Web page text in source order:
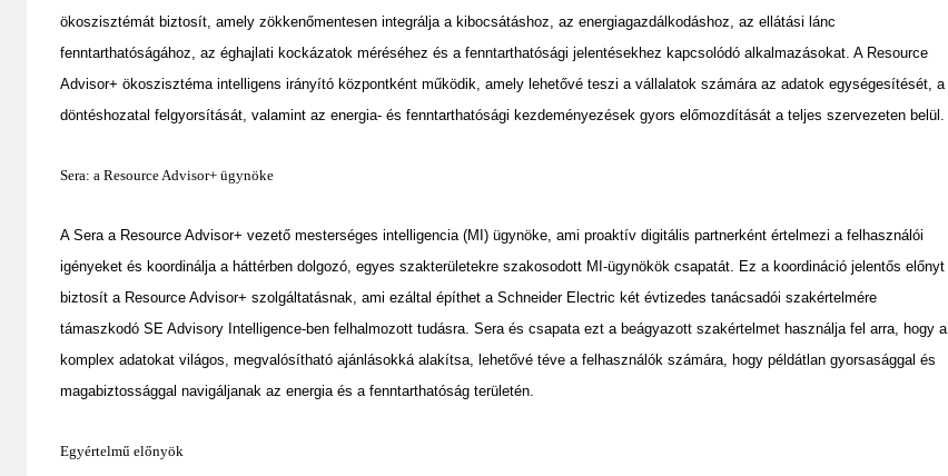
ökoszisztémát biztosít, amely zökkenőmentesen integrálja a kibocsátáshoz, az energiagazdálkodáshoz, az ellátási lánc
fenntarthatóságához, az éghajlati kockázatok méréséhez és a fenntarthatósági jelentésekhez kapcsolódó alkalmazásokat. A Resource
Advisor+ ökoszisztéma intelligens irányító központként működik, amely lehetővé teszi a vállalatok számára az adatok egységesítését, a
döntéshozatal felgyorsítását, valamint az energia- és fenntarthatósági kezdeményezések gyors előmozdítását a teljes szervezeten belül.
Sera: a Resource Advisor+ ügynöke
A Sera a Resource Advisor+ vezető mesterséges intelligencia (MI) ügynöke, ami proaktív digitális partnerként értelmezi a felhasználói
igényeket és koordinálja a háttérben dolgozó, egyes szakterületekre szakosodott MI-ügynökök csapatát. Ez a koordináció jelentős előnyt
biztosít a Resource Advisor+ szolgáltatásnak, ami ezáltal építhet a Schneider Electric két évtizedes tanácsadói szakértelmére
támaszkodó SE Advisory Intelligence-ben felhalmozott tudásra. Sera és csapata ezt a beágyazott szakértelmet használja fel arra, hogy a
komplex adatokat világos, megvalósítható ajánlásokká alakítsa, lehetővé téve a felhasználók számára, hogy példátlan gyorsasággal és
magabiztossággal navigáljanak az energia és a fenntarthatóság területén.
Egyértelmű előnyök